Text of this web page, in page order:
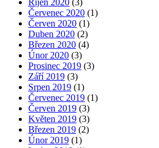
Říjen 2020 (3)
Červenec 2020 (1)
Červen 2020 (1)
Duben 2020 (2)
Březen 2020 (4)
Únor 2020 (3)
Prosinec 2019 (3)
Září 2019 (3)
Srpen 2019 (1)
Červenec 2019 (1)
Červen 2019 (3)
Květen 2019 (3)
Březen 2019 (2)
Únor 2019 (1)